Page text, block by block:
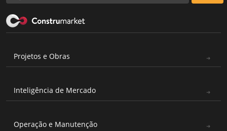
Projetos e Obras
Inteligência de Mercado
Operação e Manutenção